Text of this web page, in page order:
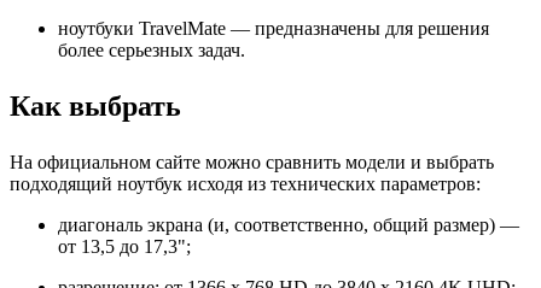
ноутбуки TravelMate — предназначены для решения
более серьезных задач.
Как выбрать
На официальном сайте можно сравнить модели и выбрать
подходящий ноутбук исходя из технических параметров:
диагональ экрана (и, соответственно, общий размер) —
от 13,5 до 17,3";